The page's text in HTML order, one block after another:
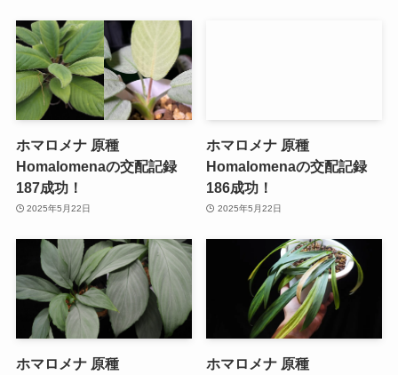
ホマロメナ 原種
Homalomenaの交配記録
187成功！
2025年5月22日
ホマロメナ 原種
Homalomenaの交配記録
186成功！
2025年5月22日
ホマロメナ 原種
ホマロメナ 原種